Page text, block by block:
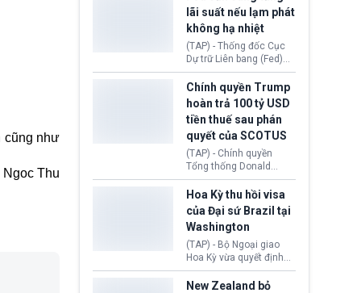
cũng như
Ngoc Thu
Morocco.
hiến tạng Network for
Hope (bang Kentucky).
Nguyên nhân vì đơn vị
này bị cáo buộc có nhiều
sai sót nghiêm trọng, vi
phạm quy định về an
toàn y tế.
lãi suất nếu lạm phát
không hạ nhiệt
(TAP) - Thống đốc Cục
Dự trữ Liên bang (Fed)
Lisa Cook nói sẽ ủng hộ
tăng lãi suất nếu lạm
phát ở Hoa Kỳ không tiếp
tục giảm trong thời gian
tới.
Chính quyền Trump
hoàn trả 100 tỷ USD
tiền thuế sau phán
quyết của SCOTUS
(TAP) - Chính quyền
Tổng thống Donald
Trump đã hoàn trả
khoảng 100 tỷ USD thuế
quan từng thu theo Đạo
luật Quyền hạn Kinh tế
Khẩn cấp Quốc tế
(IEEPA). Động thái này
diễn ra sau phán quyết
hồi tháng 2 bởi Tòa án
Tối cao Hoa Kỳ
Hoa Kỳ thu hồi visa
của Đại sứ Brazil tại
Washington
(TAP) - Bộ Ngoại giao
Hoa Kỳ vừa quyết định
thu hồi thị thực (visa)
của bà Maria Luiza
New Zealand bỏ